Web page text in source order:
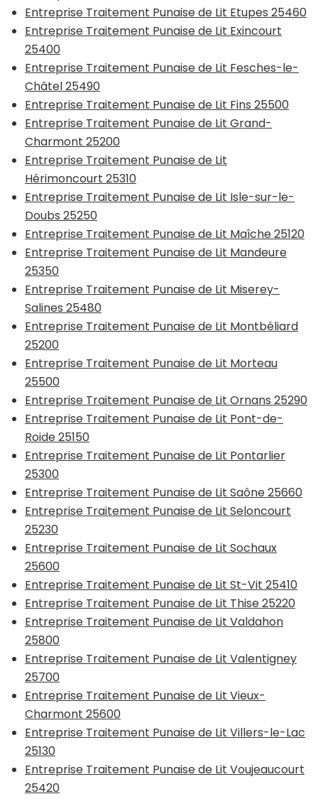
Entreprise Traitement Punaise de Lit Etupes 25460
Entreprise Traitement Punaise de Lit Exincourt
25400
Entreprise Traitement Punaise de Lit Fesches-le-
Châtel 25490
Entreprise Traitement Punaise de Lit Fins 25500
Entreprise Traitement Punaise de Lit Grand-
Charmont 25200
Entreprise Traitement Punaise de Lit
Hérimoncourt 25310
Entreprise Traitement Punaise de Lit Isle-sur-le-
Doubs 25250
Entreprise Traitement Punaise de Lit Maîche 25120
Entreprise Traitement Punaise de Lit Mandeure
25350
Entreprise Traitement Punaise de Lit Miserey-
Salines 25480
Entreprise Traitement Punaise de Lit Montbéliard
25200
Entreprise Traitement Punaise de Lit Morteau
25500
Entreprise Traitement Punaise de Lit Ornans 25290
Entreprise Traitement Punaise de Lit Pont-de-
Roide 25150
Entreprise Traitement Punaise de Lit Pontarlier
25300
Entreprise Traitement Punaise de Lit Saône 25660
Entreprise Traitement Punaise de Lit Seloncourt
25230
Entreprise Traitement Punaise de Lit Sochaux
25600
Entreprise Traitement Punaise de Lit St-Vit 25410
Entreprise Traitement Punaise de Lit Thise 25220
Entreprise Traitement Punaise de Lit Valdahon
25800
Entreprise Traitement Punaise de Lit Valentigney
25700
Entreprise Traitement Punaise de Lit Vieux-
Charmont 25600
Entreprise Traitement Punaise de Lit Villers-le-Lac
25130
Entreprise Traitement Punaise de Lit Voujeaucourt
25420